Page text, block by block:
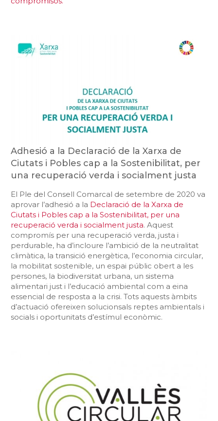
Adhesió a la Declaració de la Xarxa de
Ciutats i Pobles cap a la Sostenibilitat, per
una recuperació verda i socialment justa
El Ple del Consell Comarcal de setembre de 2020 va
aprovar l’adhesió a la Declaració de la Xarxa de
Ciutats i Pobles cap a la Sostenibilitat, per una
recuperació verda i socialment justa. Aquest
compromís per una recuperació verda, justa i
perdurable, ha d’incloure l’ambició de la neutralitat
climàtica, la transició energètica, l’economia circular,
la mobilitat sostenible, un espai públic obert a les
persones, la biodiversitat urbana, un sistema
alimentari just i l’educació ambiental com a eina
essencial de resposta a la crisi. Tots aquests àmbits
d’actuació ofereixen solucionsals reptes ambientals i
socials i oportunitats d’estímul econòmic.